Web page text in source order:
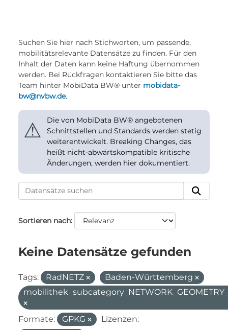
Suchen Sie hier nach Stichworten, um passende,
mobilitätsrelevante Datensätze zu finden. Für den
Inhalt der Daten kann keine Haftung übernommen
werden. Bei Rückfragen kontaktieren Sie bitte das
Team hinter MobiData BW® unter mobidata-
bw@nvbw.de.
⚠
Die von MobiData BW® angebotenen
Schnittstellen und Standards werden stetig
weiterentwickelt. Breaking Changes, das
heißt nicht-abwärtskompatible kritische
Änderungen, werden hier dokumentiert.
Sortieren nach
Keine Datensätze gefunden
Tags: RadNETZ
Baden-Württemberg
Formate: GPKG
Lizenzen: